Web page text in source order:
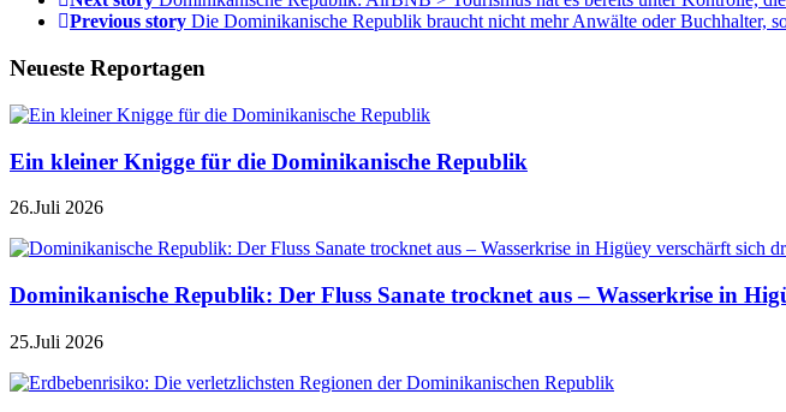
Previous story Die Dominikanische Republik braucht nicht mehr Anwälte oder Buchhalter,
Neueste Reportagen
Ein kleiner Knigge für die Dominikanische Republik
26.Juli 2026
Dominikanische Republik: Der Fluss Sanate trocknet aus – Wasserkrise in
25.Juli 2026